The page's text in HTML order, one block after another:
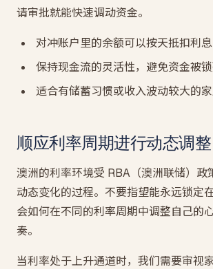
请审批就能快速调动资金。
对冲账户里的余额可以按天抵扣利息
保持现金流的灵活性，避免资金被
适合有储蓄习惯或收入波动较大的
顺应利率周期进行动态调整
澳洲的利率环境受 RBA（澳洲联储）政
动态变化的过程。不要指望能永远锁定
会如何在不同的利率周期中调整自己的
奏。
当利率处于上升通道时，我们需要审视